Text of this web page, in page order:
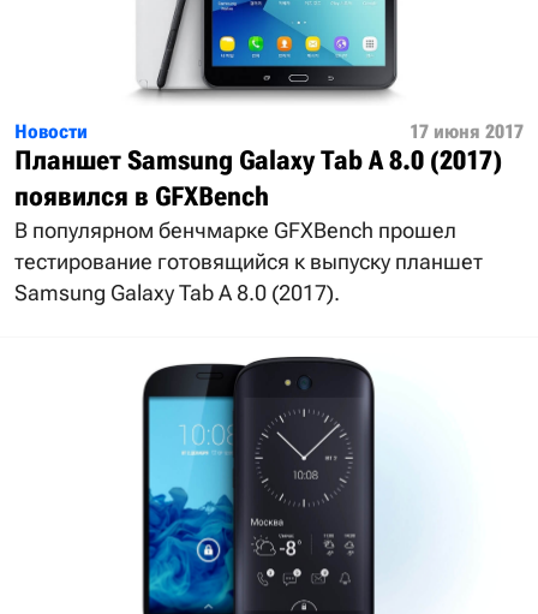
Новости 17 июня 2017
Планшет Samsung Galaxy Tab A 8.0 (2017)
появился в GFXBench
В популярном бенчмарке GFXBench прошел
тестирование готовящийся к выпуску планшет
Samsung Galaxy Tab A 8.0 (2017).